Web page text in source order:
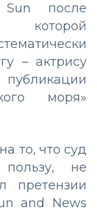
после
которой
– актрису
моря»
то, что суд
не
претензии
and News